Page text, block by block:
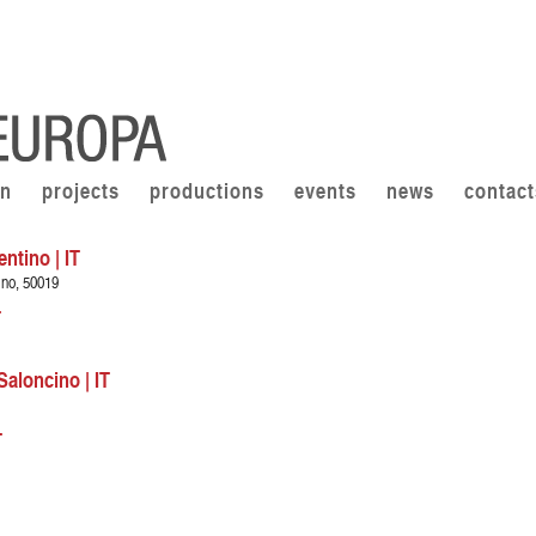
projects productions events news
| IT
50019
| IT